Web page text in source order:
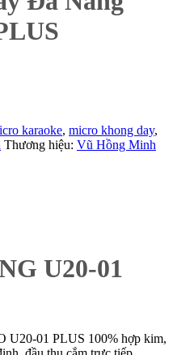
karaoke, micro khong day,
Thương hiệu: Vũ Hồng Minh
U20-01
U20-01 PLUS 100% hợp kim,